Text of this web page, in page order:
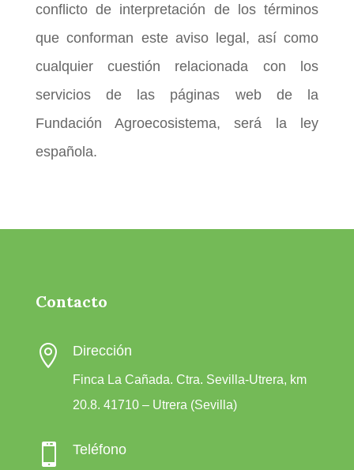
conflicto de interpretación de los términos
que conforman este aviso legal, así como
cualquier cuestión relacionada con los
servicios de las páginas web de la
Fundación Agroecosistema, será la ley
española.
Contacto
 Dirección
Finca La Cañada. Ctra. Sevilla-Utrera, km
20.8. 41710 – Utrera (Sevilla)
 Teléfono